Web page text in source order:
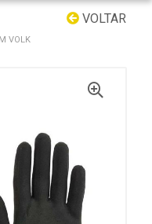
VOLTAR
VOLK